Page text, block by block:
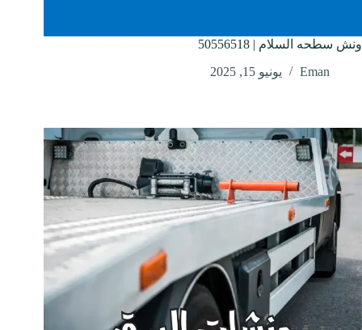
ونش سطحه السلام | 50556518
Eman
يونيو 15, 2025